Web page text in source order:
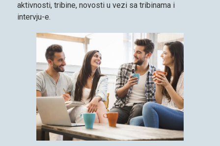
aktivnosti, tribine, novosti u vezi sa tribinama i
intervju-e.